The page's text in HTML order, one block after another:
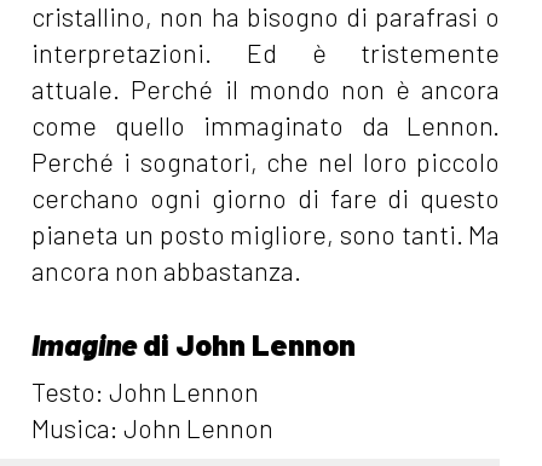
cristallino, non ha bisogno di parafrasi o
interpretazioni. Ed è tristemente
attuale. Perché il mondo non è ancora
come quello immaginato da Lennon.
Perché i sognatori, che nel loro piccolo
cerchano ogni giorno di fare di questo
pianeta un posto migliore, sono tanti. Ma
ancora non abbastanza.
Imaginedi John Lennon
Testo: John Lennon
Musica: John Lennon